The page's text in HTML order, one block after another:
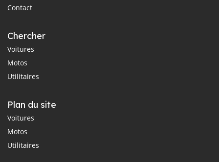
Contact
Chercher
Voitures
Motos
Utilitaires
Plan du site
Voitures
Motos
Utilitaires